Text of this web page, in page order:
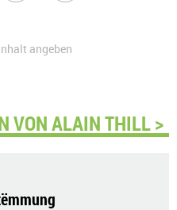
angeben
VON ALAIN THILL >